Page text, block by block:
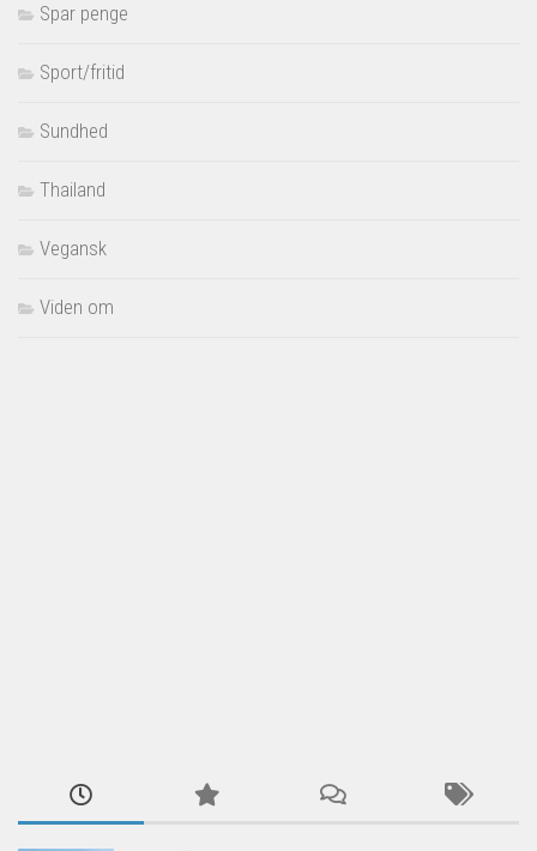
Spar penge
Sport/fritid
Sundhed
Thailand
Vegansk
Viden om